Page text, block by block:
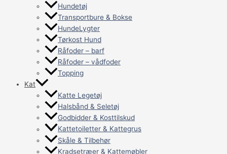
Hundetøj
Transportbure & Bokse
HundeLygter
Tørkost Hund
Råfoder – barf
Råfoder – vådfoder
Topping
Kat
Katte Legetøj
Halsbånd & Seletøj
Godbidder & Kosttilskud
Kattetoiletter & Kattegrus
Skåle & Tilbehør
Kradsetræer & Kattemøbler